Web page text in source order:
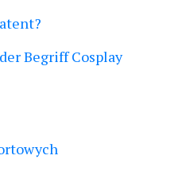
Begriff Cosplay